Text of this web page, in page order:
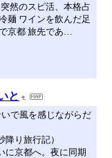
然のスピ活、本格占
麺 ワインを飲んだ足
京都 旅先であ…
と
で風を感じながらだ
り旅行記）
に京都へ。夜に同期